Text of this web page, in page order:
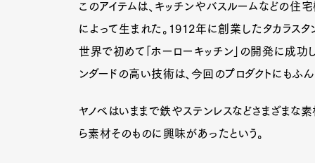
このアイテムは、キッチンやバスルームなどの住
によって生まれた。1912年に創業したタカラス
世界で初めて「ホーローキッチン」の開発に成功
ンダードの高い技術は、今回のプロダクトにもふ
ヤノベはいままで鉄やステンレスなどさまざまな
ら素材そのものに興味があったという。